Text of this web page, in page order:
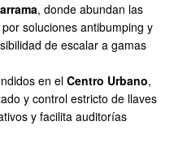
, donde abundan las
soluciones antibumping y
de escalar a gamas
en elCentro Urbano,
y control estricto de llaves
y facilita auditorías